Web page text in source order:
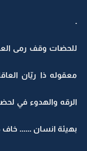
.
للحضات وقف رمى
معقوله ذا ريّان
الرقه والهدوء في
بهيئة انسان ......